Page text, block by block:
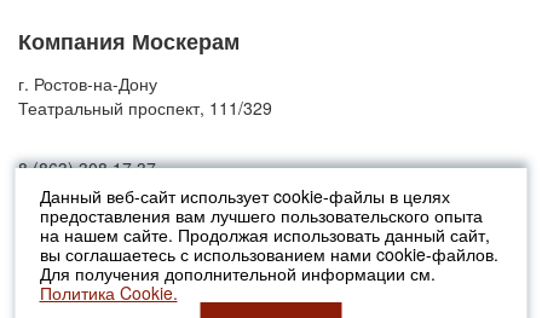
Данный веб-сайт использует cookie-файлы в целях
предоставления вам лучшего пользовательского опыта
на нашем сайте. Продолжая использовать данный сайт,
вы соглашаетесь с использованием нами cookie-файлов.
Для получения дополнительной информации см.
Политика Cookie.
Компания Москерам
г. Ростов-на-Дону
Театральный проспект, 111/329
8 (863) 308 17 37
© 2010-2026 Москерам
Указанные на сайте цены не являются публичной офертой (ст.435 ГК
РФ).
Стоимость и наличие товара просьба уточнять в офисах продаж....